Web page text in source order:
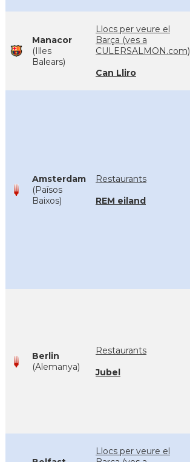
Manacor
(Illes
Balears)
Llocs per veure el
Barça (ves a
CULERSALMON.com)
Can Lliro
Amsterdam
(Països
Baixos)
Restaurants
REM eiland
Berlin
(Alemanya)
Restaurants
Jubel
Llocs per veure el